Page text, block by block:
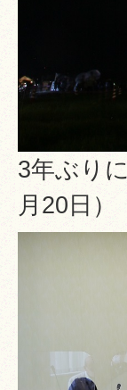
3年ぶり
月20日）